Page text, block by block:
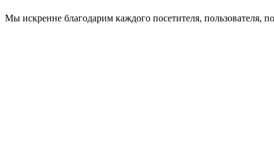
Мы искренне благодарим каждого посетителя, пользователя,